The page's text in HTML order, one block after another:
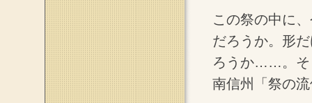
この祭の中に
だろうか。形
ろうか……。そ
南信州「祭の